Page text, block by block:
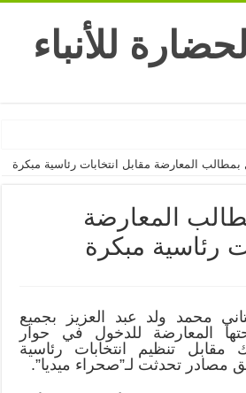
بمطالب المعارضة مقابل انتخابات رئاسية مبكرة
المعارضة
رئاسية مبكرة
محمد ولد عبد العزيز بجميع
المعارضة للدخول في حوار
تنظيم انتخابات رئاسية
مصادر تحدثت لـ”صحراء ميديا”.